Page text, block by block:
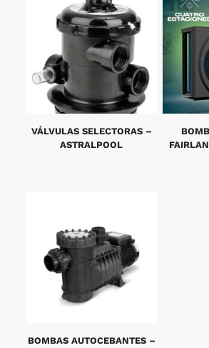
VÁLVULAS SELECTORAS –
ASTRALPOOL
BOMBAS AUTOCEBANTES –